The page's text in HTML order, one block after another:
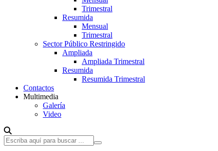
Trimestral
Resumida
Mensual
Trimestral
Sector Público Restringido
Ampliada
Ampliada Trimestral
Resumida
Resumida Trimestral
Contactos
Multimedia
Galería
Video